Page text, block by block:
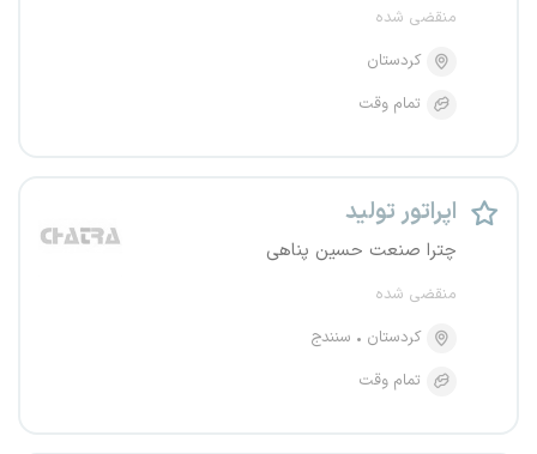
منقضی شده
کردستان
تمام وقت
اپراتور تولید
چترا صنعت حسین پناهی
منقضی شده
کردستان
سنندج
تمام وقت